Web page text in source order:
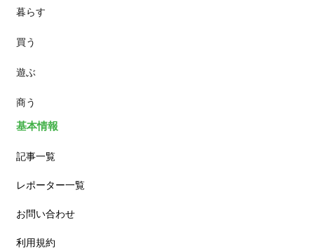
スイーツ
ランチ
カフェ
暮らす
買う
遊ぶ
商う
基本情報
記事一覧
レポーター一覧
お問い合わせ
利用規約